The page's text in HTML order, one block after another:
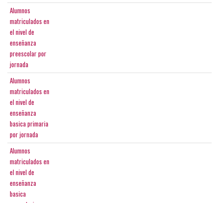
Alumnos
matriculados en
el nivel de
enseñanza
preescolar por
jornada
Alumnos
matriculados en
el nivel de
enseñanza
basica primaria
por jornada
Alumnos
matriculados en
el nivel de
enseñanza
basica